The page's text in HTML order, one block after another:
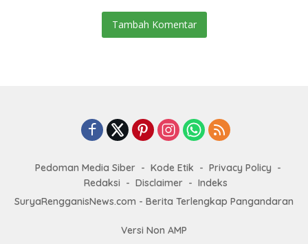
Tambah Komentar
Pedoman Media Siber Kode Etik
Privacy Policy
Redaksi
Disclaimer
Indeks
SuryaRengganisNews.com - Berita Terlengkap Pangandaran
Versi Non AMP